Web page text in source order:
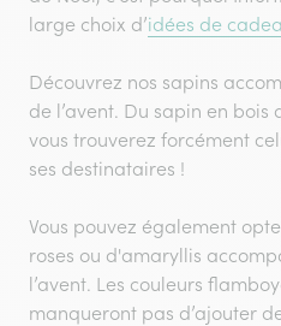
large choix d’idées de
Découvrez nos sapins
de l’avent. Du sapin en
vous trouverez forcément
ses destinataires !
Vous pouvez également
roses ou d'amaryllis
l’avent. Les couleurs
manqueront pas d’ajouter